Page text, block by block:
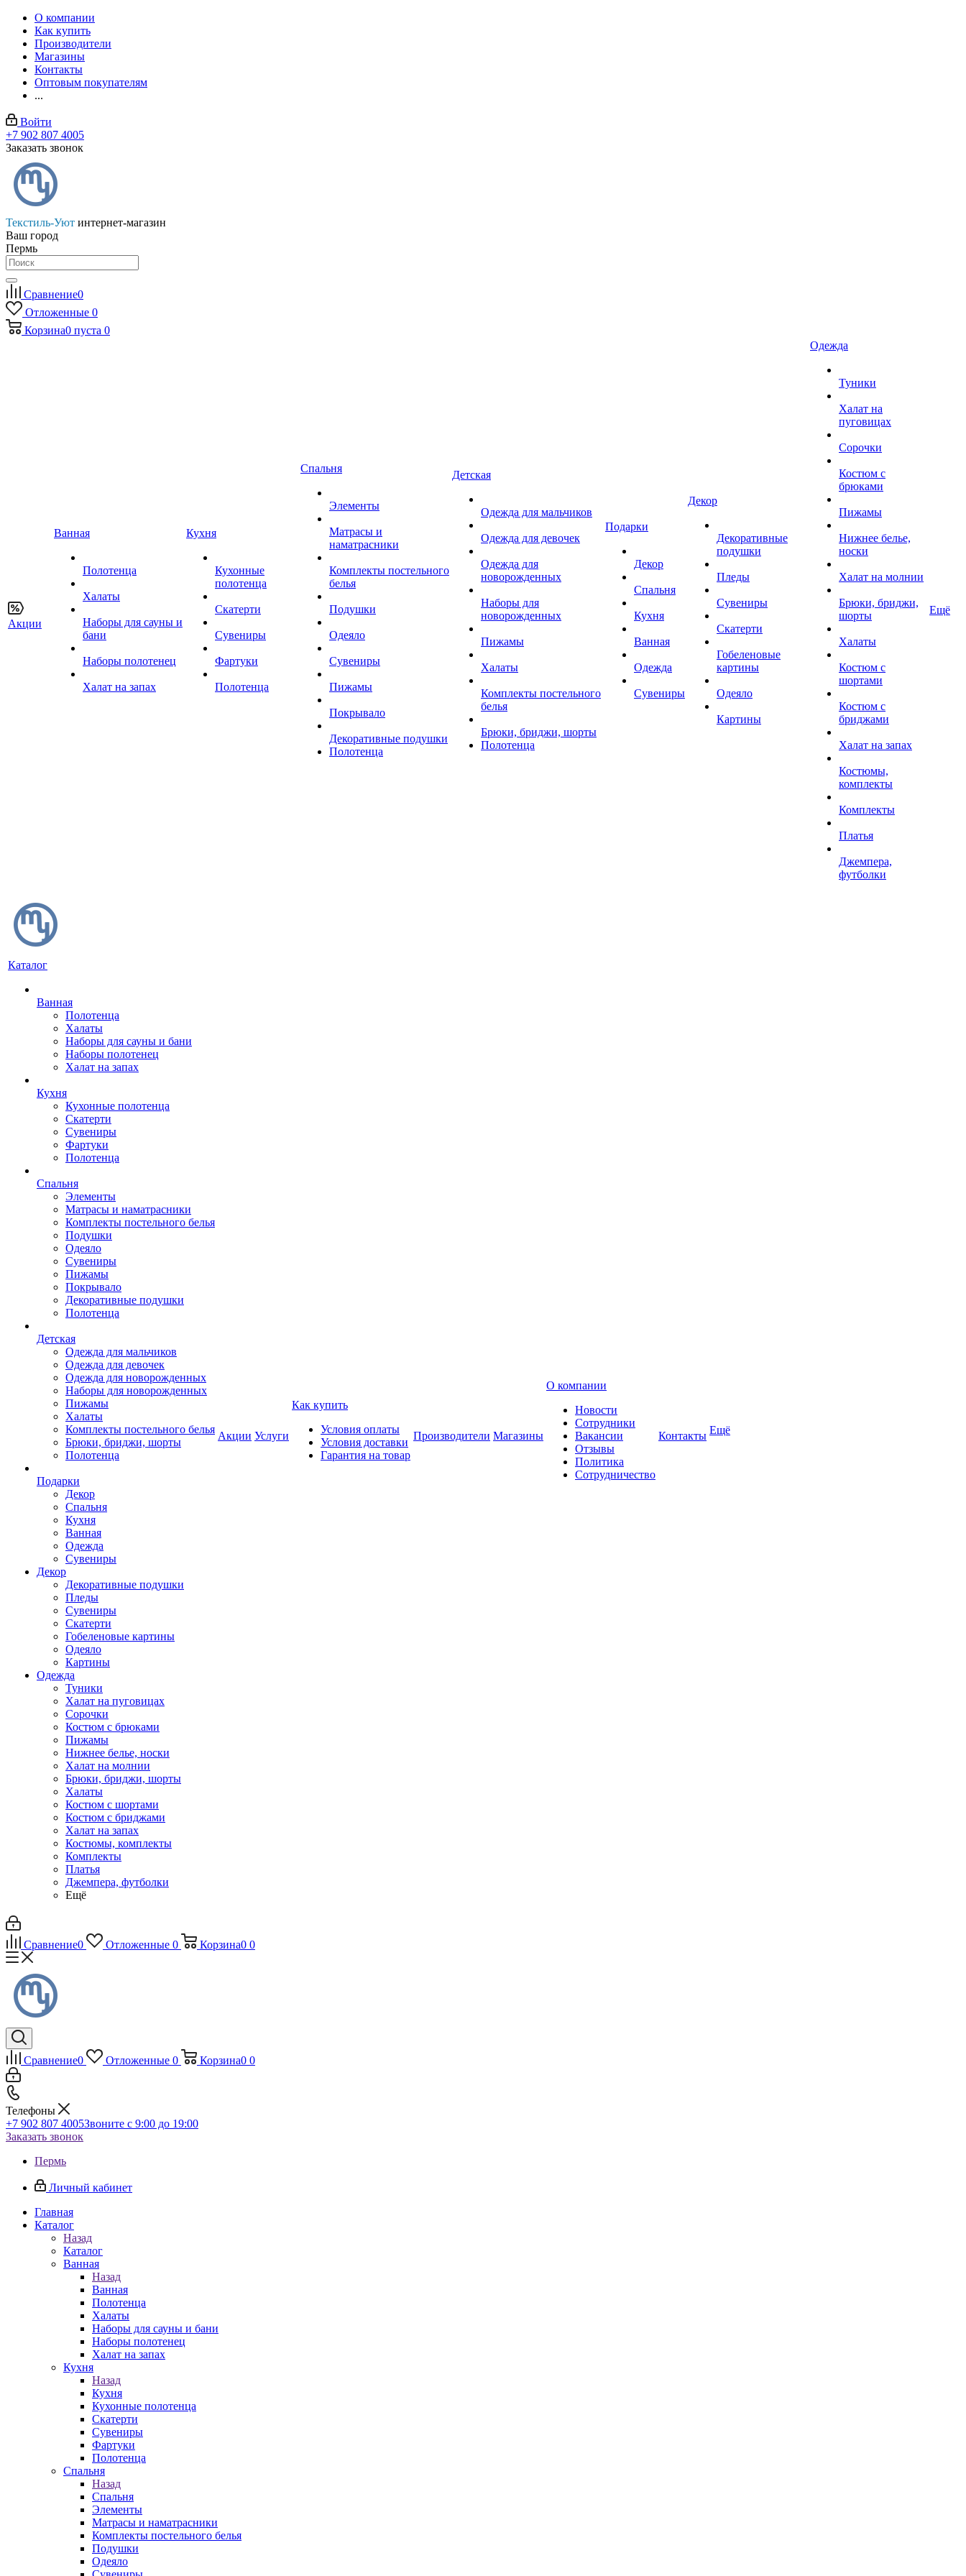
О компании
Как купить
Производители
Магазины
Контакты
Оптовым покупателям
...
Войти
+7 902 807 4005
Заказать звонок
Текстиль-Уют интернет-магазин
Ваш город
Пермь
Сравнение0
Отложенные 0
Корзина0 пуста 0
Акции
Ванная
Полотенца
Халаты
Наборы для сауны и
бани
Наборы полотенец
Халат на запах
Кухня
Кухонные
полотенца
Скатерти
Сувениры
Фартуки
Полотенца
Спальня
Элементы
Матрасы и
наматрасники
Комплекты постельного
белья
Подушки
Одеяло
Сувениры
Пижамы
Покрывало
Декоративные подушки
Полотенца
Детская
Одежда для мальчиков
Одежда для девочек
Одежда для
новорожденных
Наборы для
новорожденных
Пижамы
Халаты
Комплекты постельного
белья
Брюки, бриджи, шорты
Полотенца
Подарки
Декор
Спальня
Кухня
Ванная
Одежда
Сувениры
Декор
Декоративные
подушки
Пледы
Сувениры
Скатерти
Гобеленовые
картины
Одеяло
Картины
Одежда
Туники
Халат на
пуговицах
Сорочки
Костюм с
брюками
Пижамы
Нижнее белье,
носки
Халат на молнии
Брюки, бриджи,
шорты
Халаты
Костюм с
шортами
Костюм с
бриджами
Халат на запах
Костюмы,
комплекты
Комплекты
Платья
Джемпера,
футболки
Ещё
Каталог
Ванная
Полотенца
Халаты
Наборы для сауны и бани
Наборы полотенец
Халат на запах
Кухня
Кухонные полотенца
Скатерти
Сувениры
Фартуки
Полотенца
Спальня
Элементы
Матрасы и наматрасники
Комплекты постельного белья
Подушки
Одеяло
Сувениры
Пижамы
Покрывало
Декоративные подушки
Полотенца
Детская
Одежда для мальчиков
Одежда для девочек
Одежда для новорожденных
Наборы для новорожденных
Пижамы
Халаты
Комплекты постельного белья
Брюки, бриджи, шорты
Полотенца
Подарки
Декор
Спальня
Кухня
Ванная
Одежда
Сувениры
Декор
Декоративные подушки
Пледы
Сувениры
Скатерти
Гобеленовые картины
Одеяло
Картины
Одежда
Туники
Халат на пуговицах
Сорочки
Костюм с брюками
Пижамы
Нижнее белье, носки
Халат на молнии
Брюки, бриджи, шорты
Халаты
Костюм с шортами
Костюм с бриджами
Халат на запах
Костюмы, комплекты
Комплекты
Платья
Джемпера, футболки
Ещё
Акции Услуги
Как купить
Условия оплаты
Условия доставки
Гарантия на товар
Производители Магазины
О компании
Новости
Сотрудники
Вакансии
Отзывы
Политика
Сотрудничество
Контакты Ещё
Сравнение0 Отложенные 0 Корзина0 0
Сравнение0 Отложенные 0 Корзина0 0
Телефоны
+7 902 807 4005Звоните с 9:00 до 19:00
Заказать звонок
Пермь
Личный кабинет
Главная
Каталог
Назад
Каталог
Ванная
Назад
Ванная
Полотенца
Халаты
Наборы для сауны и бани
Наборы полотенец
Халат на запах
Кухня
Назад
Кухня
Кухонные полотенца
Скатерти
Сувениры
Фартуки
Полотенца
Спальня
Назад
Спальня
Элементы
Матрасы и наматрасники
Комплекты постельного белья
Подушки
Одеяло